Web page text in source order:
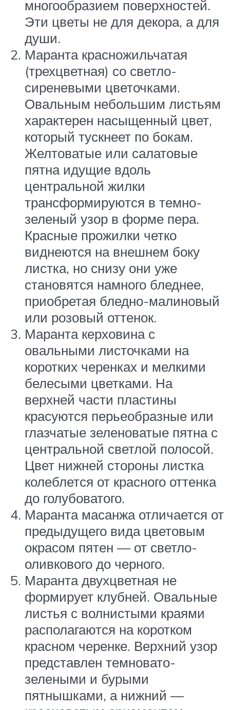
многообразием поверхностей.
Эти цветы не для декора, а для
души.
Маранта красножильчатая
(трехцветная) со светло-
сиреневыми цветочками.
Овальным небольшим листьям
характерен насыщенный цвет,
который тускнеет по бокам.
Желтоватые или салатовые
пятна идущие вдоль
центральной жилки
трансформируются в темно-
зеленый узор в форме пера.
Красные прожилки четко
виднеются на внешнем боку
листка, но снизу они уже
становятся намного бледнее,
приобретая бледно-малиновый
или розовый оттенок.
Маранта керховина с
овальными листочками на
коротких черенках и мелкими
белесыми цветками. На
верхней части пластины
красуются перьеобразные или
глазчатые зеленоватые пятна с
центральной светлой полосой.
Цвет нижней стороны листка
колеблется от красного оттенка
до голубоватого.
Маранта масанжа отличается от
предыдущего вида цветовым
окрасом пятен — от светло-
оливкового до черного.
Маранта двухцветная не
формирует клубней. Овальные
листья с волнистыми краями
располагаются на коротком
красном черенке. Верхний узор
представлен темновато-
зелеными и бурыми
пятнышками, а нижний —